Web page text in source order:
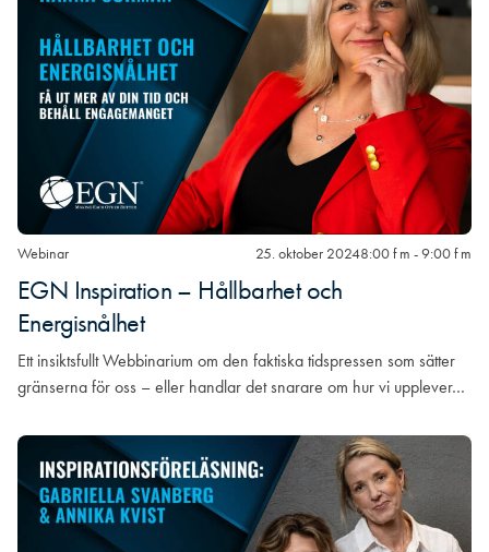
Webinar 25. oktober 20248:00 f m - 9:00 f m
EGN Inspiration – Hållbarhet och
Energisnålhet
Ett insiktsfullt Webbinarium om den faktiska tidspressen som sätter
gränserna för oss – eller handlar det snarare om hur vi upplever…